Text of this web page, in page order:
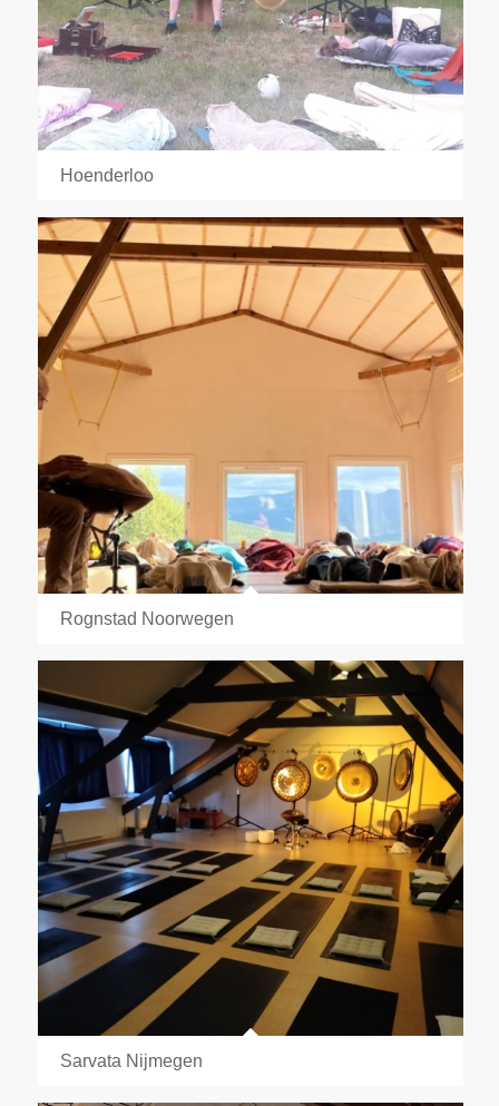
Hoenderloo
Rognstad Noorwegen
Sarvata Nijmegen